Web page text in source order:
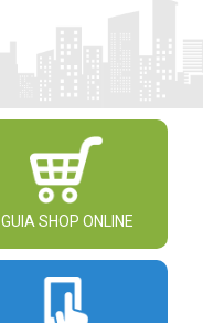
GUIA SHOP ONLINE